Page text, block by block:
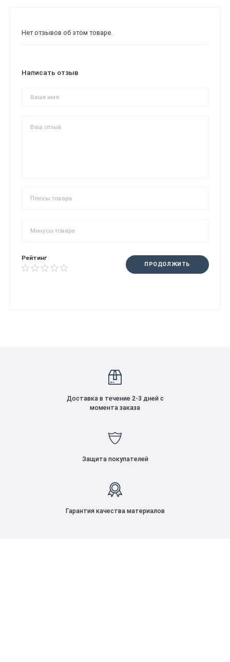
Нет отзывов об этом товаре.
Написать отзыв
Рейтинг
ПРОДОЛЖИТЬ
Доставка в течение 2-3 дней с
момента заказа
Защита покупателей
Гарантия качества материалов